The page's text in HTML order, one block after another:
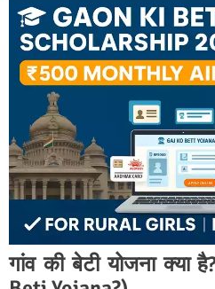
गांव की बेटी योजना